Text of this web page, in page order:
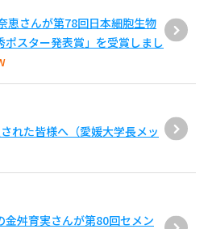
恵さんが第78回日本細胞生物
スター発表賞」を受賞しまし
れた皆様へ（愛媛大学長メッ
舛育実さんが第80回セメン